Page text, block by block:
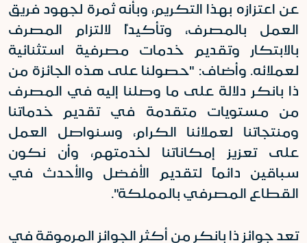
عن اعتزازه بهذا التكريم، وبأنه ثمرة لجهود فريق
العمل بالمصرف، وتأكيداً لالتزام المصرف
بالابتكار وتقديم خدمات مصرفية استثنائية
لعملائه. وأضاف: "حصولنا على هذه الجائزة من
ذا بانكر دلالة على ما وصلنا إليه في المصرف
من مستويات متقدمة في تقديم خدماتنا
ومنتجاتنا لعملائنا الكرام، وسنواصل العمل
على تعزيز إمكاناتنا لخدمتهم، وأن نكون
سباقين دائماً لتقديم الأفضل والأحدث في
القطاع المصرفي بالمملكة".
تعد جوائز ذا بانكر من أكثر الجوائز المرموقة في